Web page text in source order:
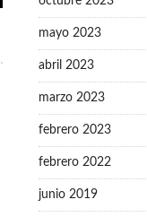
mayo 2023
abril 2023
marzo 2023
febrero 2023
febrero 2022
junio 2019